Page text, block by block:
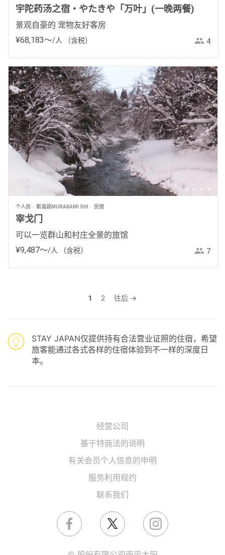
宇陀药汤之宿・やたきや「万叶」(一晚两餐)
景观自豪的 宠物友好客房
¥68,183〜/人 （含税） 4
个人房 新潟县MURAKAMI SHI 民宿
宰戈门
可以一览群山和村庄全景的旅馆
¥9,487〜/人 （含税） 7
1 2 往后 →
STAY JAPAN仅提供持有合法营业证照的住宿，希望
旅客能通过各式各样的住宿体验到不一样的深度日
本。
经营公司
基于特商法的说明
有关会员个人信息的申明
服务利用规约
联系我们